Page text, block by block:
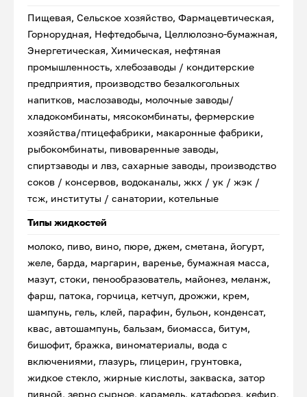
Пищевая, Сельское хозяйство, Фармацевтическая,
Горнорудная, Нефтедобыча, Целлюлозно-бумажная,
Энергетическая, Химическая, нефтяная
промышленность, хлебозаводы / кондитерские
предприятия, производство безалкогольных
напитков, маслозаводы, молочные заводы/
хладокомбинаты, мясокомбинаты, фермерские
хозяйства/птицефабрики, макаронные фабрики,
рыбокомбинаты, пивоваренные заводы,
спиртзаводы и лвз, сахарные заводы, производство
соков / консервов, водоканалы, жкх / ук / жэк /
тсж, институты / санатории, котельные
Типы жидкостей
молоко, пиво, вино, пюре, джем, сметана, йогурт,
желе, барда, маргарин, варенье, бумажная масса,
мазут, стоки, пенообразователь, майонез, меланж,
фарш, патока, горчица, кетчуп, дрожжи, крем,
шампунь, гель, клей, парафин, бульон, конденсат,
квас, автошампунь, бальзам, биомасса, битум,
бишофит, бражка, виноматериалы, вода с
включениями, глазурь, глицерин, грунтовка,
жидкое стекло, жирные кислоты, закваска, затор
пивной, зерно сырное, карамель, катафорез, кефир,